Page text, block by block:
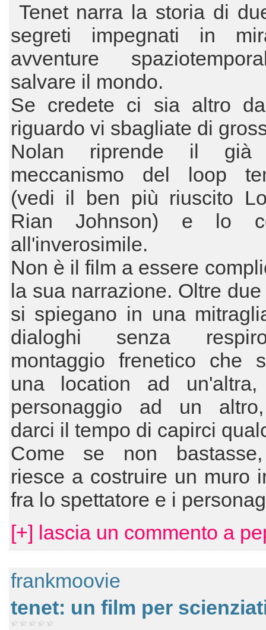
Tenet narra la storia di
segreti impegnati in
avventure
salvare il mondo.
Se credete ci sia altro
riguardo vi sbagliate di
Nolan riprende il già
meccanismo del loop
(vedi il ben più riuscito
Rian Johnson) e lo
all'inverosimile.
Non è il film a essere
la sua narrazione. Oltre
si spiegano in una
dialoghi senza
montaggio frenetico che
una location ad
personaggio ad un
darci il tempo di capirci
Come se non
riesce a costruire un muro
fra lo spettatore e i
[+] lascia un commento a
frankmoovie
tenet: un film per